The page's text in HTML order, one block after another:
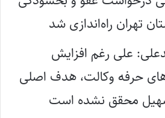
تهران راه‌اندازی شد
علی رغم افزایش
حرفه وکالت، هدف اصلی
محقق نشده است